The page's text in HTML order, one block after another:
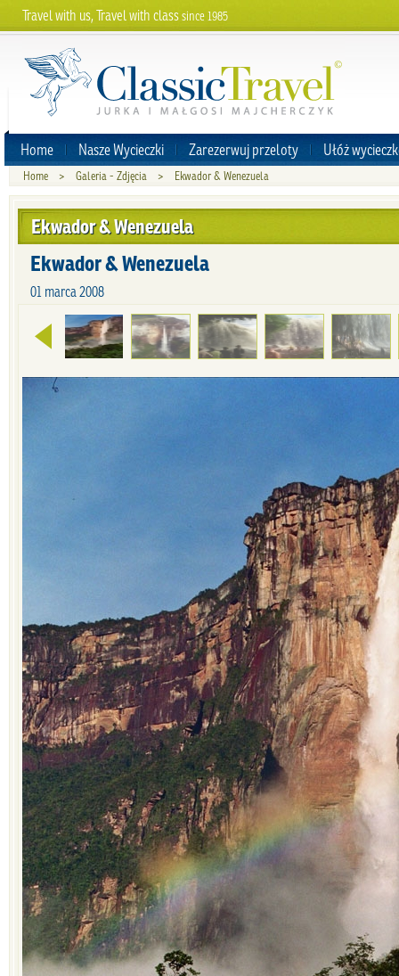
Travel with us, Travel with classsince 1985
Home Nasze Wycieczki Zarezerwuj przeloty Ułóż
Home > Galeria - Zdjęcia > Ekwador & Wenezuela
Ekwador & Wenezuela
Ekwador & Wenezuela
01 marca 2008